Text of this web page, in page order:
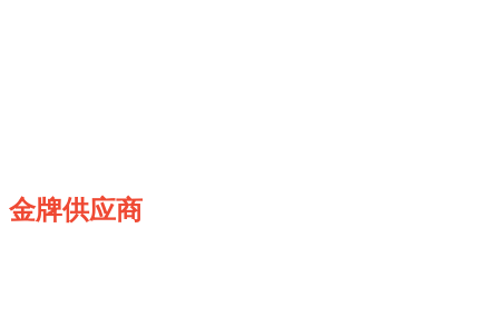
金牌供应商